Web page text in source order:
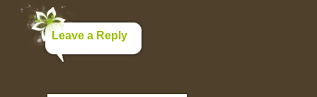
Leave a Reply